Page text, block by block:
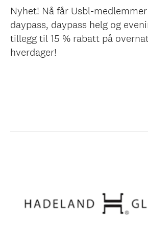
Nyhet! Nå får Usbl-
daypass, daypass helg og
tillegg til 15 % rabatt på
hverdager!